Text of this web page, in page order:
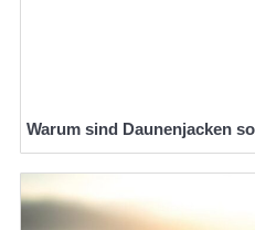
Warum sind Daunenjacken